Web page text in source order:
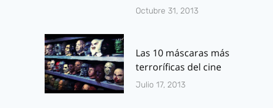
Parte 1»
PorJ.J. González Haro
julio 11, 2014
J.J. González
septiembre 11,
Octubre 31, 2013
Las 10 máscaras más
terroríficas del cine
Julio 17, 2013